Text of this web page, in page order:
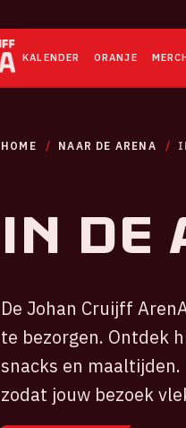
KALENDER ORANJE
HOME NAAR DE ARENA
In de
De Johan Cruijff
te bezorgen. Ontdek
snacks en
zodat jouw bezoek